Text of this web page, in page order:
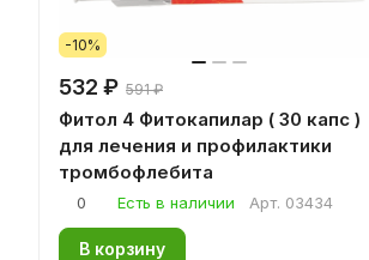
-10%
532 ₽ 591 ₽
Фитол 4 Фитокапилар ( 30 капс )
для лечения и профилактики
тромбофлебита
0 Есть в наличии Арт. 03434
В корзину